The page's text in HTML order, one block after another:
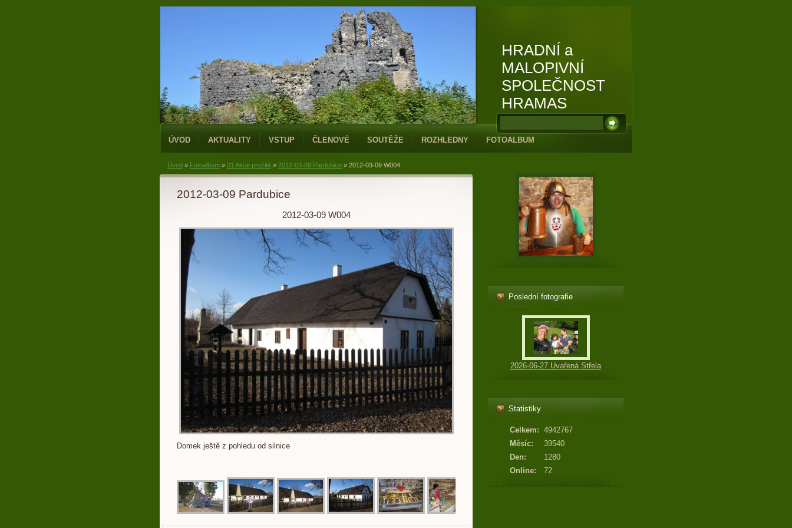
HRADNÍ a
MALOPIVNÍ
SPOLEČNOST
HRAMAS
ÚVOD AKTUALITY VSTUP ČLENOVÉ SOUTĚŽE ROZHLEDNY FOTOALBUM
Úvod » Fotoalbum » 01 Akce prožité » 2012-03-09 Pardubice » 2012-03-09 W004
2012-03-09 Pardubice
2012-03-09 W004
Domek ještě z pohledu od silnice
Poslední fotografie
2026-06-27 Uvařená Střela
Statistiky
Online: 72
Celkem: 4942767
Měsíc:
39540
Den:
1280